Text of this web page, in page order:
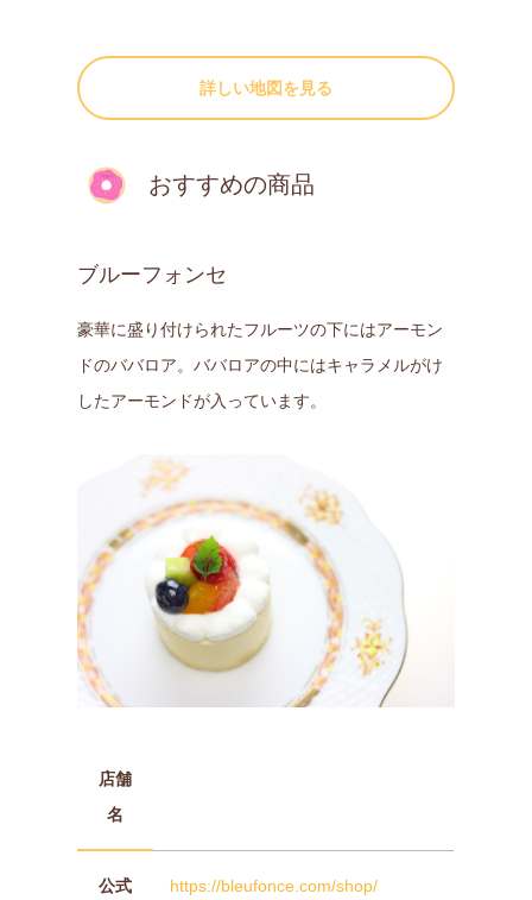
詳しい地図を見る
おすすめの商品
ブルーフォンセ
豪華に盛り付けられたフルーツの下にはアーモン
ドのババロア。ババロアの中にはキャラメルがけ
したアーモンドが入っています。
店舗
名
公式 https://bleufonce.com/shop/